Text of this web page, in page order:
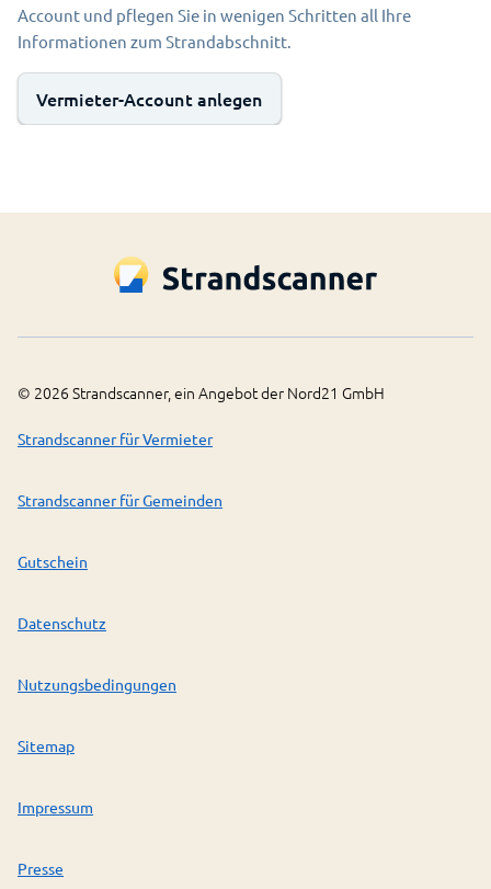
Account und pflegen Sie in wenigen Schritten all Ihre
Informationen zum Strandabschnitt.
Vermieter-Account anlegen
© 2026 Strandscanner, ein Angebot der Nord21 GmbH
Strandscanner für Vermieter
Strandscanner für Gemeinden
Gutschein
Datenschutz
Nutzungsbedingungen
Sitemap
Impressum
Presse